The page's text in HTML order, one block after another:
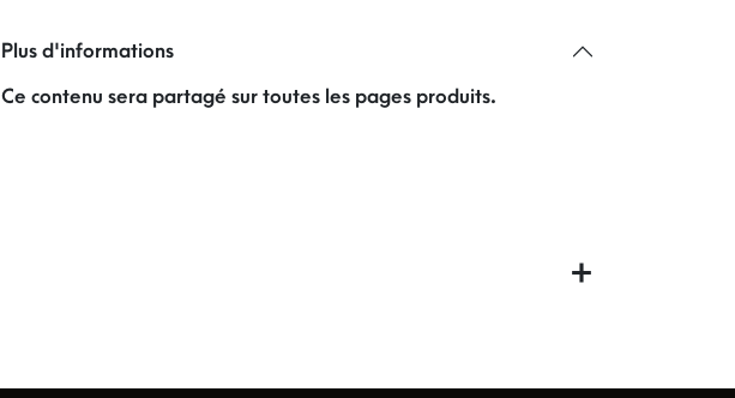
Plus d'informations
Ce contenu sera partagé sur toutes les pages produits.